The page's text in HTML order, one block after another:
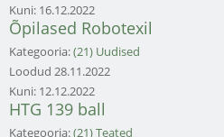
Kuni: 16.12.2022
Õpilased Robotexil
Kategooria:(21) Uudised
Loodud 28.11.2022
Kuni: 12.12.2022
HTG 139 ball
Kategooria:(21) Teated